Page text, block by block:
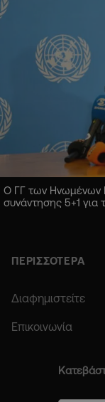
Ο ΓΓ των Ηνωμένων
συνάντησης 5+1 για
ΠΕΡΙΣΣΟΤΕΡΑ
Διαφημιστείτε
Επικοινωνία